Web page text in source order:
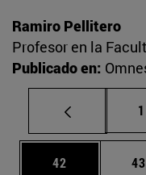
Ramiro Pellitero
Profesor en la
Publicado en:
1
Página
42 43